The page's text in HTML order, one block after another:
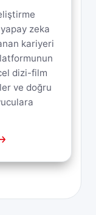
zeka
kariyeri
dizi-film
ve doğru